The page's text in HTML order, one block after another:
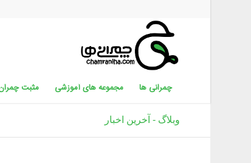
چمرانی ها مجموعه های آموزشی مثبت
وبلاگ - آخرین اخبار